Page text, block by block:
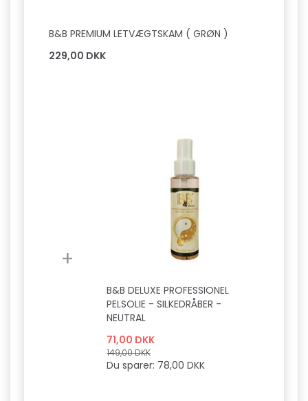
B&B PREMIUM LETVÆGTSKAM ( GRØN )
229,00 DKK
+
B&B DELUXE PROFESSIONEL
PELSOLIE - SILKEDRÅBER -
NEUTRAL
71,00 DKK
149,00 DKK
Du sparer: 78,00 DKK